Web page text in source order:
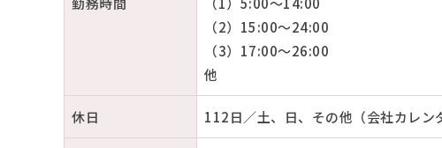
（2）15:00～24:00
（3）17:00～26:00
他
休日 112日／土、日、その他（会社カレ